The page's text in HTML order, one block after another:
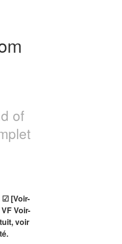
of
☑ [Voir-
Voir-
voir